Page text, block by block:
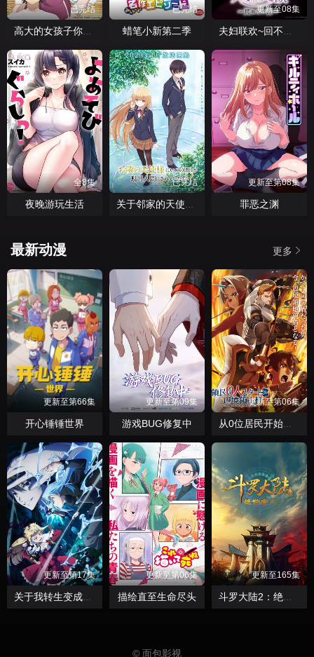
已完结
高大的女孩子你喜欢吗？
已完结
蜡笔小新第二季
更新至08集
夫妇联欢~回不去的夜晚~
全8集
夜晚游玩生活
已完结
关于邻家的天使大人不知不觉把我惯成了废人
更新至第08集
罪恶之渊
更多
最新动漫
更新至第66集
开心锤锤世界
更新至第09集
游戏BUG修复中
更新至第06集
从0位居民开始的边境领主大人
更新至第17集
关于我转生变成史莱姆这档事第四季
更新至第06集
描绘直至生命尽头
更新至165集
斗罗大陆2：绝世唐门2023
© 面包影视